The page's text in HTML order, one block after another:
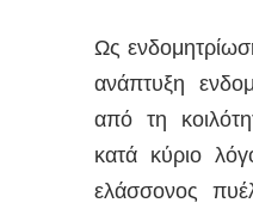
Ως
ανάπτυξη
από τη
κατά κύριο
ελάσσονος